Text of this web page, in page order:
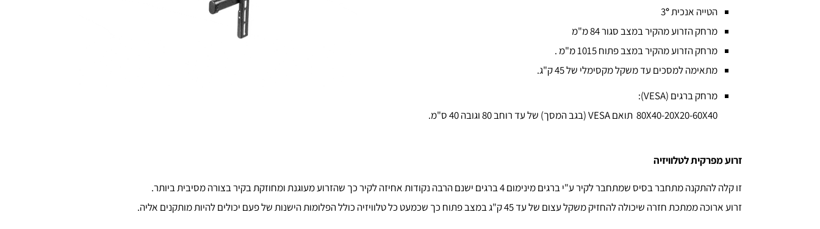
הטייה אנכית 3°
מרחק הזרוע מהקיר במצב סגור 84 מ"מ
מרחק הזרוע מהקיר במצב פתוח 1015 מ"מ .
מתאימה למסכים עד משקל מקסימלי של 45 ק"ג.
מרחק ברגים (VESA):
80X40-20X20-60X40 תואם VESA (בגב המסך) של עד רוחב 80 וגובה 40 ס"מ.
זרוע מפרקית לטלוויזיה
זו קלה להתקנה מתחבר בסיס שמתחבר לקיר ע"י ברגים מינימום 4 ברגים ישנם הרבה נקודות אחיזה לקיר כך שהזרוע מעוגנת ומחוזקת בקיר בצורה מסיבית ביותר.
זרוע ארוכה ממתכת חזרה שיכולה להחזיק משקל עצום של עד 45 ק"ג במצב פתוח כך שכמעט כל טלוויזיה כולל הפלומות הישנות של פעם יכולים להיות מותקנים אליה.